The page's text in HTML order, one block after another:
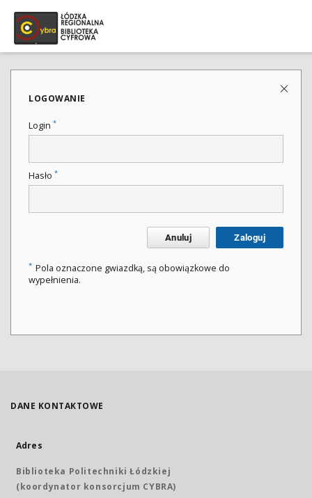
LOGOWANIE
Login *
Hasło *
Anuluj Zaloguj
* Pola oznaczone gwiazdką, są obowiązkowe do
wypełnienia.
DANE KONTAKTOWE
Adres
Biblioteka Politechniki Łódzkiej
(koordynator konsorcjum CYBRA)